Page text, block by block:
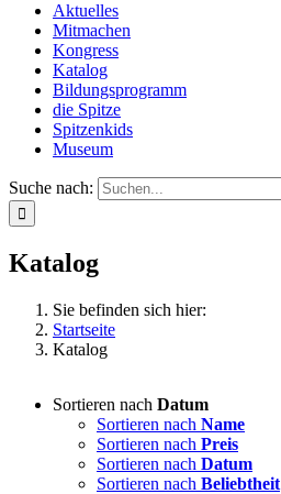
Aktuelles
Mitmachen
Kongress
Katalog
Bildungsprogramm
die Spitze
Spitzenkids
Museum
Suche nach:
Katalog
Sie befinden sich hier:
Startseite
Katalog
Sortieren nach Datum
Sortieren nach Name
Sortieren nach Preis
Sortieren nach Datum
Sortieren nach Beliebtheit